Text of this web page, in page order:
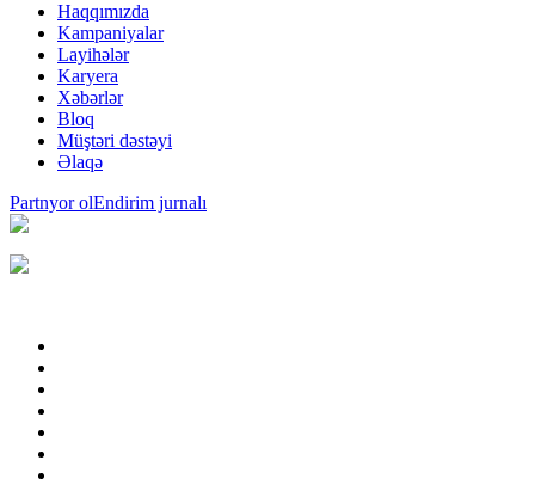
Haqqımızda
Kampaniyalar
Layihələr
Karyera
Xəbərlər
Bloq
Müştəri dəstəyi
Əlaqə
Partnyor olEndirim jurnalı